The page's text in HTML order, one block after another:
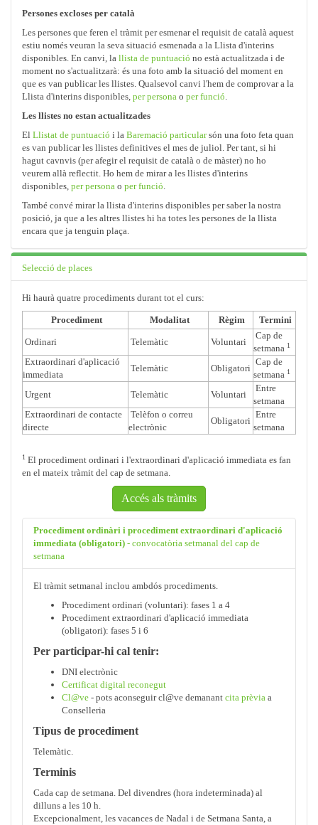
Persones excloses per català
Les persones que feren el tràmit per esmenar el requisit de català aquest
estiu només veuran la seva situació esmenada a la Llista d'interins
disponibles. En canvi, la llista de puntuació no està actualitzada i de
moment no s'actualitzarà: és una foto amb la situació del moment en
que es van publicar les llistes. Qualsevol canvi l'hem de comprovar a la
Llista d'interins disponibles, per persona o per funció.
Les llistes no estan actualitzades
El Llistat de puntuació i la Baremació particularsón una foto feta quan
es van publicar les llistes definitives el mes de juliol. Per tant, si hi
hagut cavnvis (per afegir el requisit de català o de màster) no ho
veurem allà reflectit. Ho hem de mirar a les llistes d'interins
disponibles, per persona o per funció.
També convé mirar la llista d'interins disponibles per saber la nostra
posició, ja que a les altres llistes hi ha totes les persones de la llista
encara que ja tenguin plaça.
Selecció de places
Hi haurà quatre procediments durant tot el curs:
Procediment Modalitat Règim Termini
Ordinari Telemàtic Voluntari
Cap de
setmana 1
Extraordinari d'aplicació
immediata
Telemàtic Obligatori
Cap de
setmana 1
Urgent Telemàtic Voluntari
Entre
setmana
Extraordinari de contacte
directe
Telèfon o correu
electrònic
Obligatori
Entre
setmana
1 El procediment ordinari i l'extraordinari d'aplicació immediata es fan
en el mateix tràmit del cap de setmana.
Accés als tràmits
Procediment ordinàri i procediment extraordinari d'aplicació
immediata (obligatori) - convocatòria setmanal del cap de
setmana
El tràmit setmanal inclou ambdós procediments.
Procediment ordinari (voluntari): fases 1 a 4
Procediment extraordinari d'aplicació immediata
(obligatori): fases 5 i 6
Per participar-hi cal tenir:
DNI electrònic
Certificat digital reconegut
Cl@ve - pots aconseguir cl@ve demanant cita prèvia a
Conselleria
Tipus de procediment
Telemàtic.
Terminis
Cada cap de setmana. Del divendres (hora indeterminada) al
dilluns a les 10 h.
Excepcionalment, les vacances de Nadal i de Setmana Santa, a